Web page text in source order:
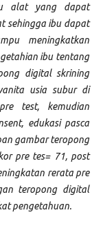
alat yang dapat
sehingga ibu dapat
meningkatkan
ibu tentang
digital skrining
usia subur di
test, kemudian
edukasi pasca
gambar teropong
pre tes= 71, post
rerata pre
teropong digital
pengetahuan.